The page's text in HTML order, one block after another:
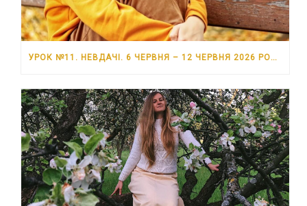
УРОК №11. НЕВДАЧІ. 6 ЧЕРВНЯ – 12 ЧЕРВНЯ 2026 РОКУ